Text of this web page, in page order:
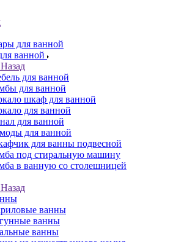
для ванной
ванной
Назад
для ванной
для ванной
шкаф для ванной
для ванной
для ванной
для ванной
для ванны подвесной
под стиральную машину
в ванную со столешницей
Назад
ванны
ванны
ванны